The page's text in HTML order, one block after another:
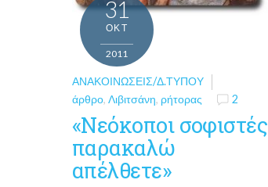
31
ΟΚΤ
2011
ΑΝΑΚΟΙΝΏΣΕΙΣ/Δ.ΤΎΠΟΥ
άρθρο, Λιβιτσάνη, ρήτορας 2
«Νεόκοποι σοφιστές
παρακαλώ
απέλθετε»